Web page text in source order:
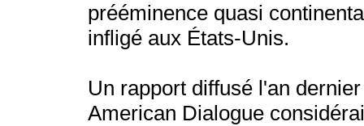
prééminence quasi
infligé aux États-Unis.
Un rapport diffusé l'an
American Dialogue